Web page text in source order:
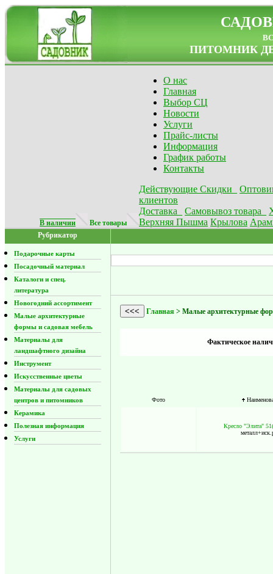
ПИТОМНИК
В наличии Все товары
О нас
Главная
Выбор СЦ
Новости
Услуги
Прайс-листы
Информация
График работы
Контакты
Действующие Скидки
клиентов
Доставка
Самовывоз товара
Верхняя Пышма Крылова
Рубрикатор
Подарочные карты
Посадочный материал
Каталоги и спец.
литература
Новогодний ассортимент
Малые архитектурные
формы и садовая мебель
Материалы для
ландшафтного дизайна
Инструмент
Искусственные цветы
Материалы для садовых
центров и питомников
Керамика
Полезная информация
Услуги
<<< Главная > Малые архитектурные
Фактическое
Фото
Кресло "Элита"